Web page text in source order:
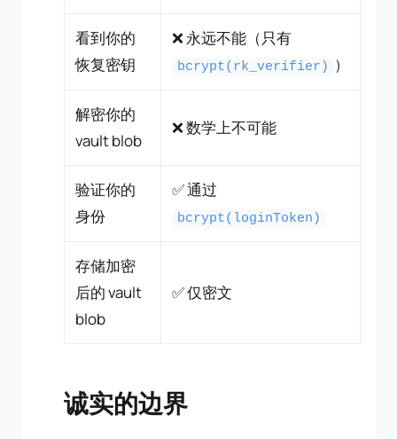
看到你的
恢复密钥
❌ 永远不能（只有
bcrypt(rk_verifier) ）
解密你的
vault blob
❌ 数学上不可能
验证你的
身份
✅ 通过
bcrypt(loginToken)
存储加密
后的 vault
blob
✅ 仅密文
诚实的边界